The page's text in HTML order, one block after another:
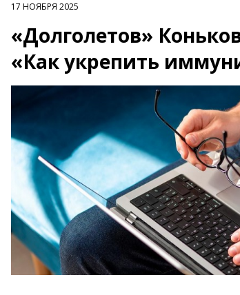
17 НОЯБРЯ 2025
«Долголетов»
«Как укрепить